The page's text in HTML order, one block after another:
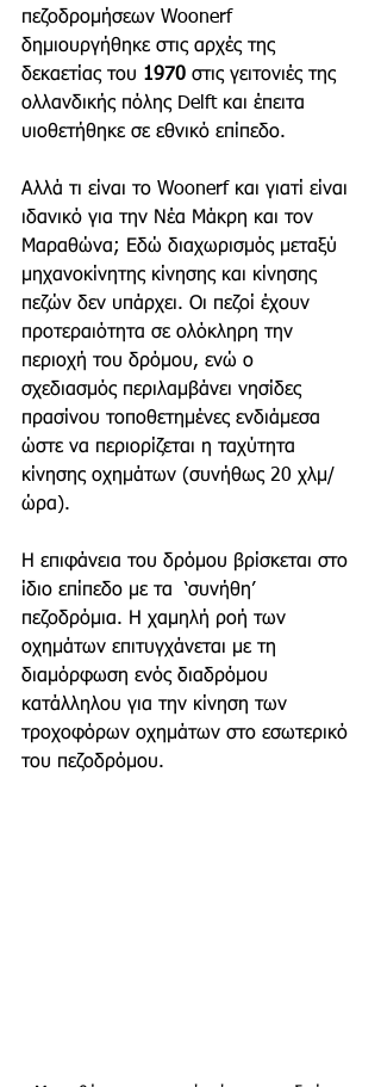
πεζοδρομήσεων Woonerf
δημιουργήθηκε στις αρχές της
δεκαετίας του 1970 στις γειτονιές της
ολλανδικής πόλης Delft και έπειτα
υιοθετήθηκε σε εθνικό επίπεδο.
Αλλά τι είναι το Woonerf και γιατί είναι
ιδανικό για την Νέα Μάκρη και τον
Μαραθώνα; Εδώ διαχωρισμός μεταξύ
μηχανοκίνητης κίνησης και κίνησης
πεζών δεν υπάρχει. Οι πεζοί έχουν
προτεραιότητα σε ολόκληρη την
περιοχή του δρόμου, ενώ ο
σχεδιασμός περιλαμβάνει νησίδες
πρασίνου τοποθετημένες ενδιάμεσα
ώστε να περιορίζεται η ταχύτητα
κίνησης οχημάτων (συνήθως 20 χλμ/
ώρα).
Η επιφάνεια του δρόμου βρίσκεται στο
ίδιο επίπεδο με τα  ‘συνήθη’
πεζοδρόμια. Η χαμηλή ροή των
οχημάτων επιτυγχάνεται με τη
διαμόρφωση ενός διαδρόμου
κατάλληλου για την κίνηση των
τροχοφόρων οχημάτων στο εσωτερικό
του πεζοδρόμου.